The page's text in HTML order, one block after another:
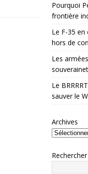
Pourquoi
frontière
Le F-35
hors de
Les
Le
sauver le
Archives
Rechercher